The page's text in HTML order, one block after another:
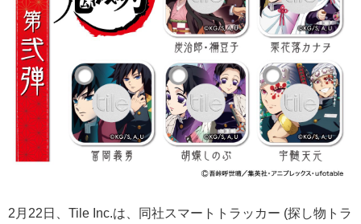
2月22日、Tile Inc.は、同社スマートトラッカー (探し物トラ